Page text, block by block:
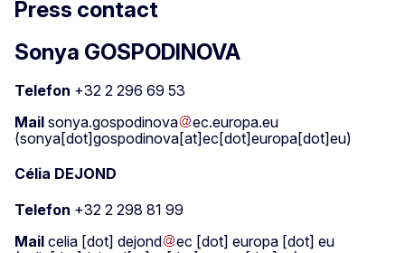
Press contact
Sonya GOSPODINOVA
Telefon +32 2 296 69 53
Mail sonya.gospodinova ec.europa.eu
(sonya[dot]gospodinova[at]ec[dot]europa[dot]eu)
Célia DEJOND
Telefon +32 2 298 81 99
Mail celia [dot] dejond ec [dot] europa [dot] eu